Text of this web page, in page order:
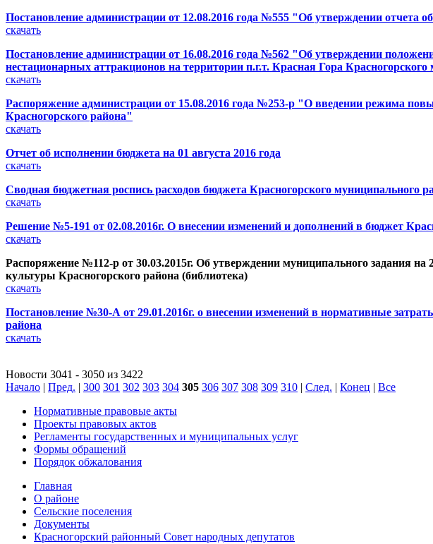
Постановление администрации от 12.08.2016 года №555 "Об утверждении отчета
скачать
Постановление администрации от 16.08.2016 года №562 "Об утверждении
нестационарных аттракционов на территории п.г.т. Красная Гора Красногорского
скачать
Распоряжение администрации от 15.08.2016 года №253-р "О введении режима
Красногорского района"
скачать
Отчет об исполнении бюджета на 01 августа 2016 года
скачать
Сводная бюджетная роспись расходов бюджета Красногорского муниципального
скачать
Решение №5-191 от 02.08.2016г. О внесении изменений и дополнений в бюджет
скачать
Распоряжение №112-р от 30.03.2015г. Об утверждении муниципального задания
культуры Красногорского района (библиотека)
скачать
Постановление №30-А от 29.01.2016г. о внесении изменений в нормативные
района
скачать
Новости 3041 - 3050 из 3422
Начало | Пред. | 300 301 302 303 304 305 306 307 308 309 310 | След. | Конец | Все
Нормативные правовые акты
Проекты правовых актов
Регламенты государственных и муниципальных услуг
Формы обращений
Порядок обжалования
Главная
О районе
Сельские поселения
Документы
Красногорский районный Совет народных депутатов